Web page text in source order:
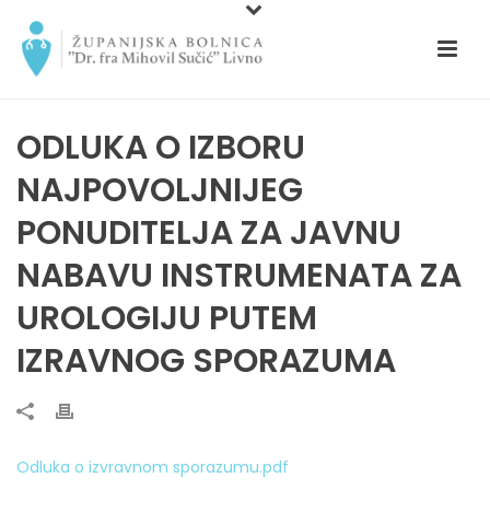
ODLUKA O IZBORU
NAJPOVOLJNIJEG
PONUDITELJA ZA JAVNU
NABAVU INSTRUMENATA ZA
UROLOGIJU PUTEM
IZRAVNOG SPORAZUMA
Odluka o izvravnom sporazumu.pdf